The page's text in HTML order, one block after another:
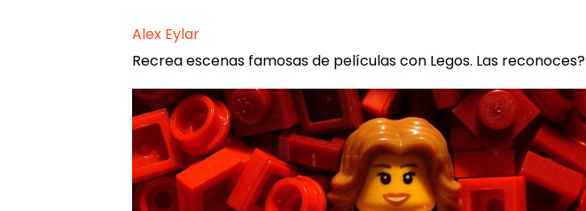
Alex Eylar
Recrea escenas famosas de películas con Legos. Las reconoces?